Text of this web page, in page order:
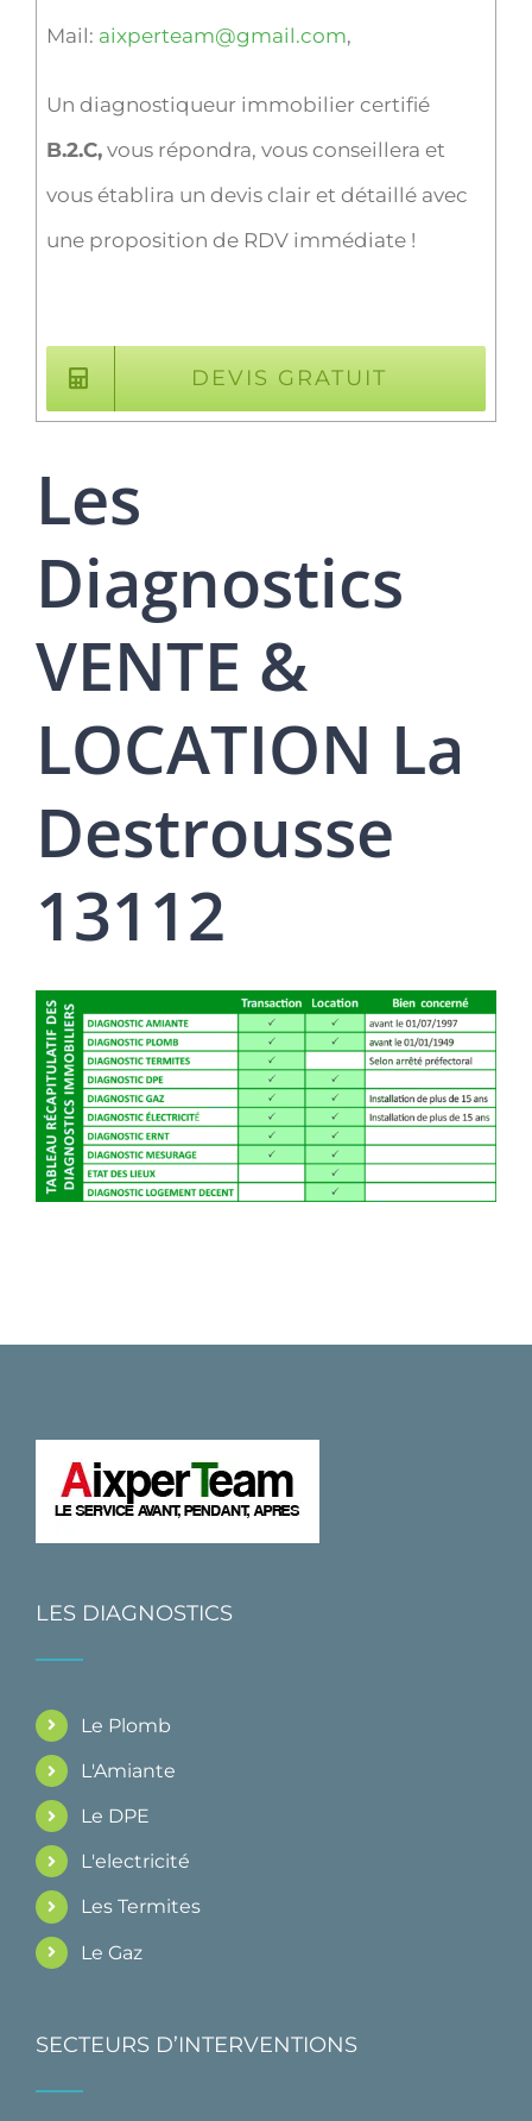
Mail: aixperteam@gmail.com,
Un diagnostiqueur immobilier certifié
B.2.C,vous répondra, vous conseillera et
vous établira un devis clair et détaillé avec
une proposition de RDV immédiate !
DEVIS GRATUIT
Les
Diagnostics
VENTE &
LOCATION La
Destrousse
13112
LES DIAGNOSTICS
Le Plomb
L'Amiante
Le DPE
L'electricité
Les Termites
Le Gaz
SECTEURS D’INTERVENTIONS